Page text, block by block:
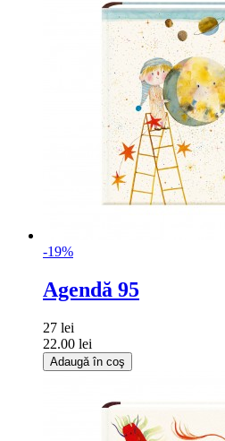
-19%
Agendă 95
27 lei
22.00 lei
Adaugă în coş